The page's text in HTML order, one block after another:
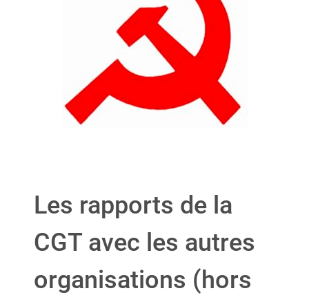
Les rapports de la
CGT avec les autres
organisations (hors